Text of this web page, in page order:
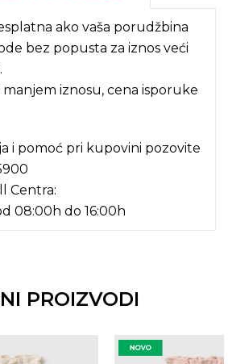
ako vaša porudžbina
bez popusta za iznos veći
iznosu, cena isporuke
i pomoć pri kupovini pozovite
Centra:
08:00h do 16:00h
PROIZVODI